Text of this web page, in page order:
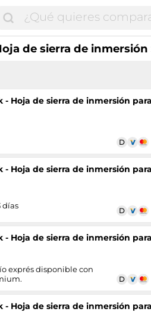
de sierra de inmersión
Hoja de sierra de inmersión
Hoja de sierra de inmersión
días
Hoja de sierra de inmersión
exprés disponible con
Hoja de sierra de inmersión